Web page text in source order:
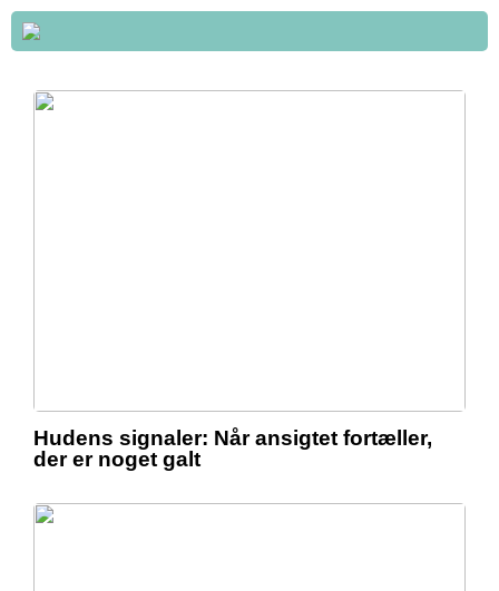
Hudens signaler: Når ansigtet fortæller,
der er noget galt